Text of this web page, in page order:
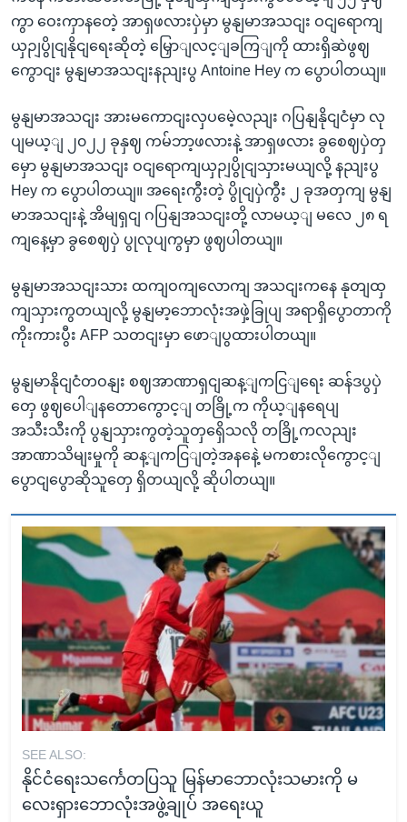
ကွာ ဝေးကှာနတေဲ့ အာရှဖလားပှဲမှာ မွနျမာအသငျး ဝငျရောကျ
ယှဉျပွိုငျနိုငျရေးဆိုတဲ့ မြှောျလင့ျခကြျကို ထားရှိဆဲဖွဈ
ကွောငျး မွနျမာအသငျးနညျးပွ Antoine Hey က ပွောပါတယျ။
မွနျမာအသငျး အားမကောငျးလှပမေဲ့လညျး ဂပြနျနိုငျငံမှာ လု
ပျမယ့ျ ၂၀၂၂ ခုနှဈ ကမ်ဘာ့ဖလားနဲ့ အာရှဖလား ခွစေဈပှဲတှ
မှော မွနျမာအသငျး ဝငျရောကျယှဉျပွိုငျသှားမယျလို့ နညျးပွ
Hey က ပွောပါတယျ။ အရေးကွီးတဲ့ ပွိုငျပှဲကွီး ၂ ခုအတှကျ မွနျ
မာအသငျးနဲ့ အိမျရှငျ ဂပြနျအသငျးတို့ လာမယ့ျ မလေ ၂၈ ရ
ကျနေ့မှာ ခွစေဈပှဲ ပွုလုပျကွမှာ ဖွဈပါတယျ။
မွနျမာအသငျးသား ထကျဝကျလောကျ အသငျးကနေ နုတျထှ
ကျသှားကွတယျလို့ မွနျမာ့ဘောလုံးအဖှဲ့ခြုပျ အရာရှိပွောတာကို
ကိုးကားပွီး AFP သတငျးမှာ ဖောျပွထားပါတယျ။
မွနျမာနိုငျငံတဝနျး စဈအာဏာရှငျဆန့ျကငြျရေး ဆန်ဒပွပှဲ
တှေ ဖွဈပေါျနတောကွောင့ျ တခြို့က ကိုယ့ျနရေပျ
အသီးသီးကို ပွနျသှားကွတဲ့သူတှရှေိသလို တခြို့ကလညျး
အာဏာသိမျးမှုကို ဆန့ျကငြျတဲ့အနနေဲ့ မကစားလိုကွောင့ျ
ပွောငျပွောဆိုသူတှေ ရှိတယျလို့ ဆိုပါတယျ။
SEE ALSO:
နိုင်ငံရေးသင်္ကေတပြသူ မြန်မာဘောလုံးသမားကို မ
လေးရှားဘောလုံးအဖွဲ့ချုပ် အရေးယူ